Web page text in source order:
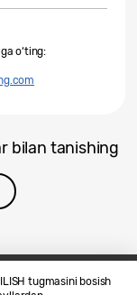
tugmasini bosish
o‘ting:
bilan tanishing